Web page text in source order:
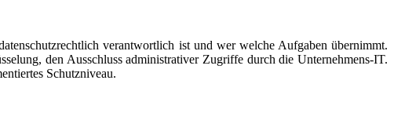
verantwortlich ist und wer welche Aufgaben übernimmt.
den Ausschluss administrativer Zugriffe durch die Unternehmens-IT.
Schutzniveau.